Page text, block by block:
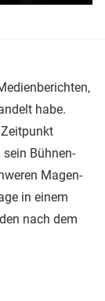
habe.
Bühnen-
Magen-
in einem
nach dem